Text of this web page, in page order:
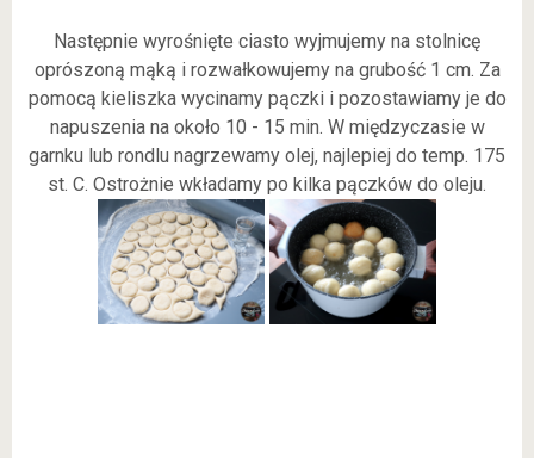
Następnie wyrośnięte ciasto wyjmujemy na stolnicę
oprószoną mąką i rozwałkowujemy na grubość 1 cm. Za
pomocą kieliszka wycinamy pączki i pozostawiamy je do
napuszenia na około 10 - 15 min. W międzyczasie w
garnku lub rondlu nagrzewamy olej, najlepiej do temp. 175
st. C. Ostrożnie wkładamy po kilka pączków do oleju.